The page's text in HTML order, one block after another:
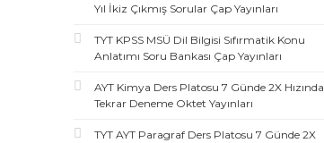
Yıl İkiz Çıkmış Sorular Çap Yayınları
TYT KPSS MSÜ Dil Bilgisi Sıfırmatik Konu
Anlatımı Soru Bankası Çap Yayınları
AYT Kimya Ders Platosu 7 Günde 2X Hızında
Tekrar Deneme Oktet Yayınları
TYT AYT Paragraf Ders Platosu 7 Günde 2X